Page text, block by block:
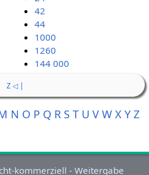
42
44
1000
1260
144 000
Z ◁ |
N O P Q R S T U V W X Y Z